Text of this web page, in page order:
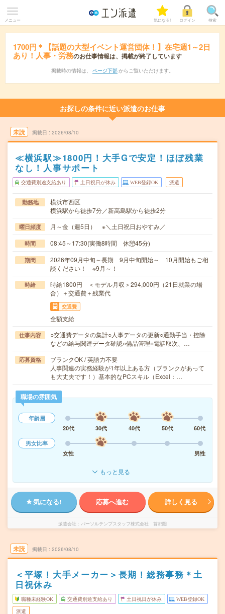
メニュー 気になる! ログイン 検索
1700円＊【話題の大型イベント運営団体！】在宅週1～2日
あり！人事・労務のお仕事情報は、掲載が終了しています
掲載時の情報は、 ページ下部 からご覧いただけます。
お探しの条件に近い派遣のお仕事
未読 掲載日 2026/08/10
≪横浜駅≫1800円！大手Gで安定！ほぼ残業
なし！人事サポート
交通費別途支給あり 土日祝日が休み WEB登録OK 派遣
勤務地
横浜市西区
横浜駅から徒歩7分／新高島駅から徒歩2分
曜日頻度 月～金（週5日） ※＼土日祝日おやすみ／
時間 08:45～17:30(実働8時間 休憩45分)
期間
2026年09月中旬～長期 9月中旬開始～ 10月開始もご相
談ください！ ※9月～！
時給
時給1800円 ＜モデル月収＞294,000円（21日就業の場
合）＋交通費＋残業代
交通費
全額支給
仕事内容
○交通費データの集計○人事データの更新○通勤手当・控除
などの給与関連データ確認○備品管理○電話取次、…
応募資格
ブランクOK / 英語力不要
人事関連の実務経験が1年以上ある方（ブランクがあって
も大丈夫です！）基本的なPCスキル（Excel：…
職場の雰囲気
年齢層
20代
30代 40代 50代
60代
男女比率
女性
男性
もっと見る
気になる! 応募へ進む 詳しく見る
派遣会社 パーソルテンプスタッフ株式会社 首都圏
未読 掲載日 2026/08/10
＜平塚！大手メーカー＞長期！総務事務＊土
日祝休み
職種未経験OK 交通費別途支給あり 土日祝日が休み WEB登録OK
派遣